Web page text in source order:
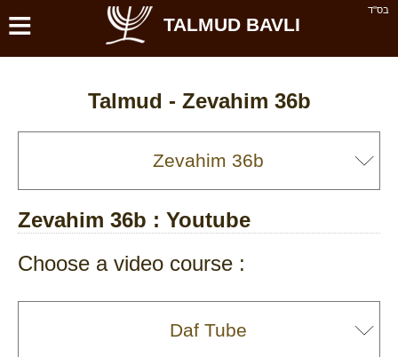
בס''ד ≡ TALMUD BAVLI
Talmud - Zevahim 36b
Zevahim 36b : Youtube
Choose a video course :